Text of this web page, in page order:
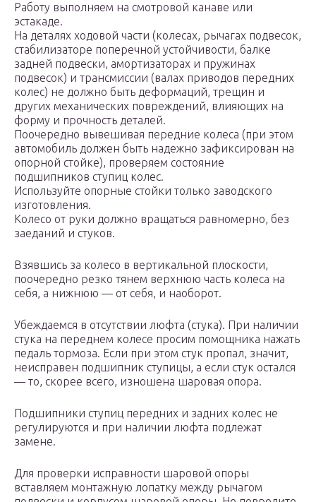
Работу выполняем на смотровой канаве или
эстакаде.
На деталях ходовой части (колесах, рычагах подвесок,
стабилизаторе поперечной устойчивости, балке
задней подвески, амортизаторах и пружинах
подвесок) и трансмиссии (валах приводов передних
колес) не должно быть деформаций, трещин и
других механических повреждений, влияющих на
форму и прочность деталей.
Поочередно вывешивая передние колеса (при этом
автомобиль должен быть надежно зафиксирован на
опорной стойке), проверяем состояние
подшипников ступиц колес.
Используйте опорные стойки только заводского
изготовления.
Колесо от руки должно вращаться равномерно, без
заеданий и стуков.
Взявшись за колесо в вертикальной плоскости,
поочередно резко тянем верхнюю часть колеса на
себя, а нижнюю — от себя, и наоборот.
Убеждаемся в отсутствии люфта (стука). При наличии
стука на переднем колесе просим помощника нажать
педаль тормоза. Если при этом стук пропал, значит,
неисправен подшипник ступицы, а если стук остался
— то, скорее всего, изношена шаровая опора.
Подшипники ступиц передних и задних колес не
регулируются и при наличии люфта подлежат
замене.
Для проверки исправности шаровой опоры
вставляем монтажную лопатку между рычагом